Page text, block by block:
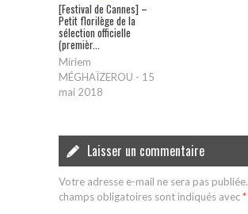
[Festival de Cannes] –
Petit florilège de la
sélection officielle
(premièr...
Miriem
MÉGHAÏZEROU - 15
mai 2018
Laisser un commentaire
Votre adresse e-mail ne sera pas publiée.
champs obligatoires sont indiqués avec*